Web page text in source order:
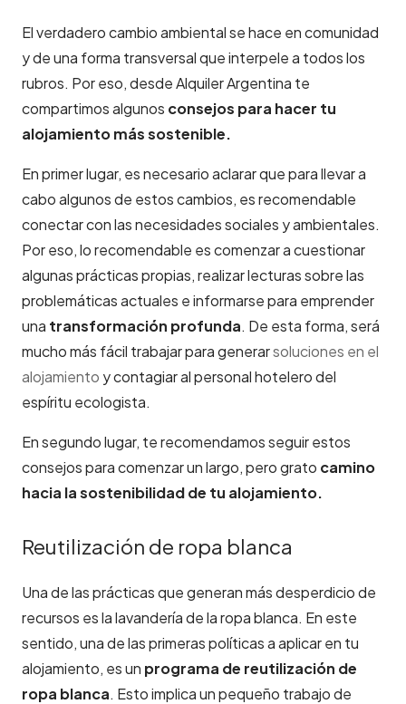
El verdadero cambio ambiental se hace en comunidad
y de una forma transversal que interpele a todos los
rubros. Por eso, desde Alquiler Argentina te
compartimos algunos consejos para hacer tu
alojamiento más sostenible.
En primer lugar, es necesario aclarar que para llevar a
cabo algunos de estos cambios, es recomendable
conectar con las necesidades sociales y ambientales.
Por eso, lo recomendable es comenzar a cuestionar
algunas prácticas propias, realizar lecturas sobre las
problemáticas actuales e informarse para emprender
una transformación profunda. De esta forma, será
mucho más fácil trabajar para generarsoluciones en el
alojamiento y contagiar al personal hotelero del
espíritu ecologista.
En segundo lugar, te recomendamos seguir estos
consejos para comenzar un largo, pero grato camino
hacia la sostenibilidad de tu alojamiento.
Reutilización de ropa blanca
Una de las prácticas que generan más desperdicio de
recursos es la lavandería de la ropa blanca. En este
sentido, una de las primeras políticas a aplicar en tu
alojamiento, es un programa de reutilización de
ropa blanca. Esto implica un pequeño trabajo de